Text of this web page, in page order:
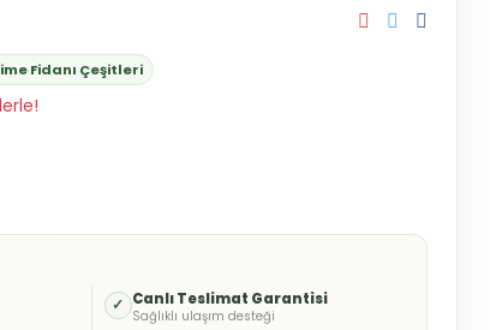
Fidanı Çeşitleri
✓ Canlı Teslimat Garantisi
Sağlıklı ulaşım desteği